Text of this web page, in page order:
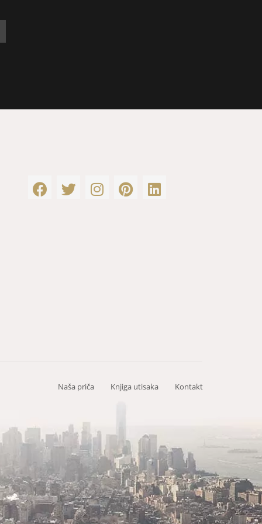
Naša priča Knjiga utisaka Kontakt